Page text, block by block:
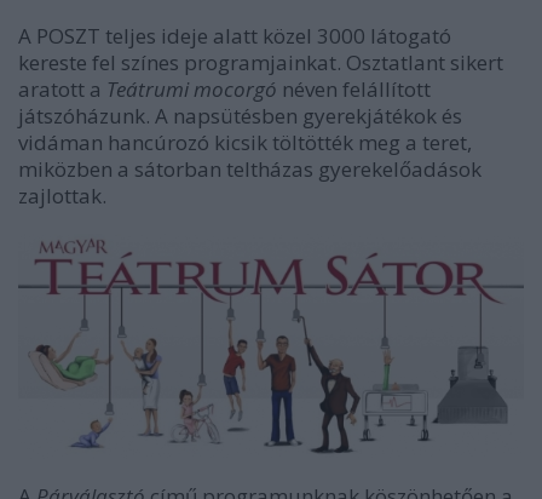
A POSZT teljes ideje alatt közel 3000 látogató
kereste fel színes programjainkat. Osztatlant sikert
aratott a Teátrumi mocorgó néven felállított
játszóházunk. A napsütésben gyerekjátékok és
vidáman hancúrozó kicsik töltötték meg a teret,
miközben a sátorban teltházas gyerekelőadások
zajlottak.